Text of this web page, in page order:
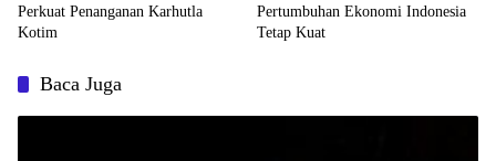
Perkuat Penanganan Karhutla
Kotim
Pertumbuhan Ekonomi Indonesia
Tetap Kuat
Baca Juga